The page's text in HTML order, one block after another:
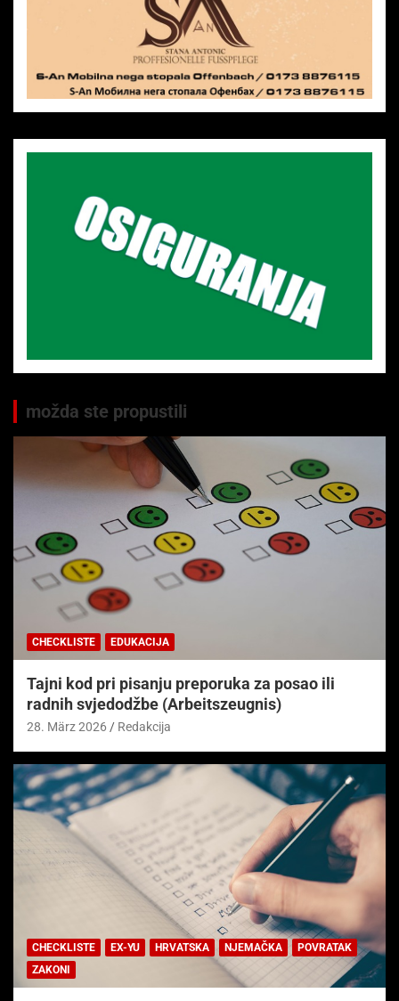
možda ste propustili
CHECKLISTE EDUKACIJA
Tajni kod pri pisanju preporuka za posao ili
radnih svjedodžbe (Arbeitszeugnis)
28. März 2026 Redakcija
CHECKLISTE EX-YU HRVATSKA NJEMAČKA
POVRATAK
ZAKONI